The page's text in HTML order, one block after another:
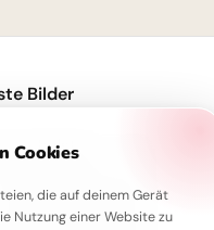
Cookies
die auf deinem Gerät
Nutzung einer Website zu
Bilder
Ein Super-Start in die Schule! Tolle Bilder für Pinterest zum Teilen.